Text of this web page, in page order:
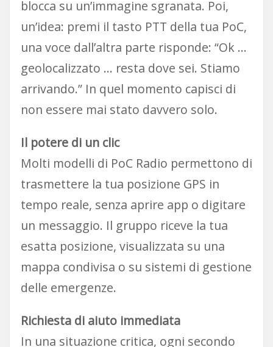
blocca su un’immagine sgranata. Poi,
un’idea: premi il tasto PTT della tua PoC,
una voce dall’altra parte risponde: “Ok …
geolocalizzato … resta dove sei. Stiamo
arrivando.” In quel momento capisci di
non essere mai stato davvero solo.
Il potere di un clic
Molti modelli di PoC Radio permettono di
trasmettere la tua posizione GPS in
tempo reale, senza aprire app o digitare
un messaggio. Il gruppo riceve la tua
esatta posizione, visualizzata su una
mappa condivisa o su sistemi di gestione
delle emergenze.
Richiesta di aiuto immediata
In una situazione critica, ogni secondo